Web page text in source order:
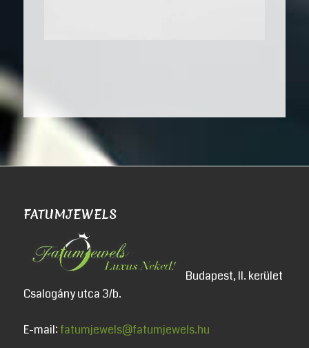
FATUMJEWELS
Budapest, II. kerület
Csalogány utca 3/b.
E-mail: fatumjewels@fatumjewels.hu